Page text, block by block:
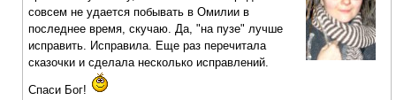
совсем не удается побывать в Омилии в
последнее время, скучаю. Да, "на пузе" лучше
исправить. Исправила. Еще раз перечитала
сказочки и сделала несколько исправлений.
Спаси Бог!